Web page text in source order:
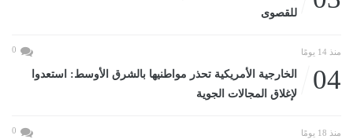
للقصوى
منذ 14 يومًا 0
04
الخارجية الأمريكية تحذر مواطنيها بالشرق الأوسط: استعدوا
لإغلاق المجالات الجوية
منذ 18 يومًا 0